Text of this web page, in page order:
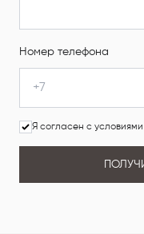
Номер телефона
Я согласен с условиями